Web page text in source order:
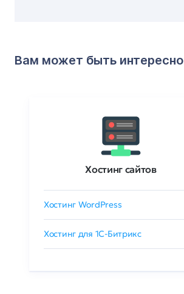
Вам может быть интересно
Хостинг сайтов
Хостинг WordPress
Хостинг для 1C-Битрикс